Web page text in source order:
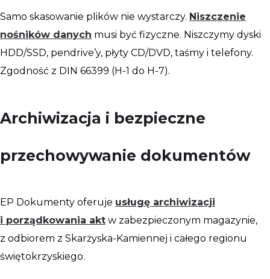
Samo skasowanie plików nie wystarczy. Niszczenie
nośników danych musi być fizyczne. Niszczymy dyski
HDD/SSD, pendrive’y, płyty CD/DVD, taśmy i telefony.
Zgodność z DIN 66399 (H-1 do H-7).
Archiwizacja i bezpieczne
przechowywanie dokumentów
EP Dokumenty oferuje usługę archiwizacji
i porządkowania akt w zabezpieczonym magazynie,
z odbiorem z Skarżyska-Kamiennej i całego regionu
świętokrzyskiego.